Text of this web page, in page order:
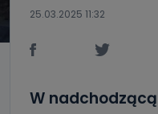
25.03.2025 11:32
W